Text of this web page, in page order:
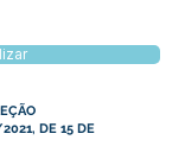
DE 15 DE